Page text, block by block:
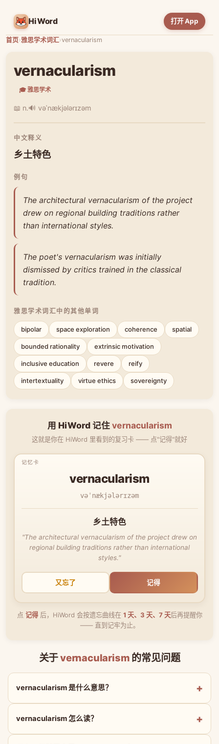
HiWord 打开 App
首页›雅思学术词汇›vernacularism
vernacularism
🎓 雅思学术
📖 n.🔊 vəˈnækjələrɪzəm
中文释义
乡土特色
例句
The architectural vernacularism of the project
drew on regional building traditions rather
than international styles.
The poet's vernacularism was initially
dismissed by critics trained in the classical
tradition.
雅思学术词汇中的其他单词
bipolar space exploration coherence spatial
bounded rationality extrinsic motivation
inclusive education revere reify
intertextuality virtue ethics sovereignty
用 HiWord 记住vernacularism
这就是你在 HiWord 里看到的复习卡 —— 点"记得"就好
vernacularism
vəˈnækjələrɪzəm
乡土特色
"The architectural vernacularism of the project drew on
regional building traditions rather than international
styles."
又忘了 记得
点 记得后，HiWord 会按遗忘曲线在 1 天、3 天、7 天后再提醒你
—— 直到记牢为止。
关于vernacularism 的常见问题
vernacularism 是什么意思？
vernacularism 怎么读？